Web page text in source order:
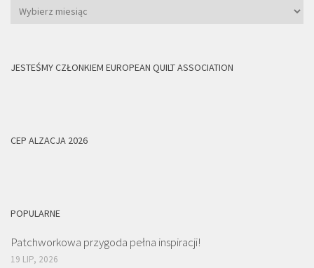
Archiwum
JESTEŚMY CZŁONKIEM EUROPEAN QUILT ASSOCIATION
CEP ALZACJA 2026
POPULARNE
Patchworkowa przygoda pełna inspiracji!
19 LIP, 2026